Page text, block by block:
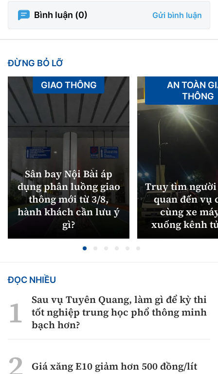
Bình luận (0) Gửi bình luận
ĐỪNG BỎ LỠ
Sân bay Nội Bài áp
dụng phân luồng giao
thông mới từ 3/8,
hành khách cần lưu ý
gì?
GIAO THÔNG
Truy tìm
quan đến vụ
cùng xe
xuống kênh
AN TOÀN
THÔNG
ĐỌC NHIỀU
Sau vụ Tuyên Quang, làm gì để kỳ thi
tốt nghiệp trung học phổ thông minh
bạch hơn?
Giá xăng E10 giảm hơn 500 đồng/lít